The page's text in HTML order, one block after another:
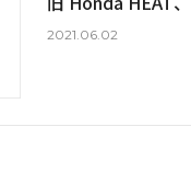
2021.06.02